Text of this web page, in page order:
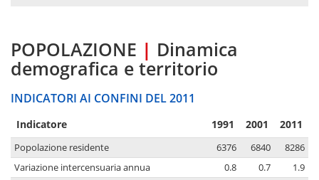
POPOLAZIONE | Dinamica
demografica e territorio
INDICATORI AI CONFINI DEL 2011
Indicatore 1991 2001 2011
Popolazione residente 6376 6840
8286
Variazione intercensuaria annua
0.8 0.7
1.9